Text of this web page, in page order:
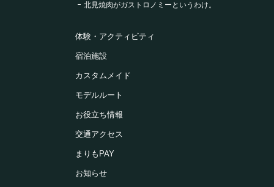
北見焼肉がガストロノミーというわけ。
体験・アクティビティ
宿泊施設
カスタムメイド
モデルルート
お役立ち情報
交通アクセス
まりもPAY
お知らせ